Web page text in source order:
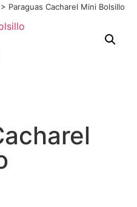
> Paraguas Cacharel Mini Bolsillo